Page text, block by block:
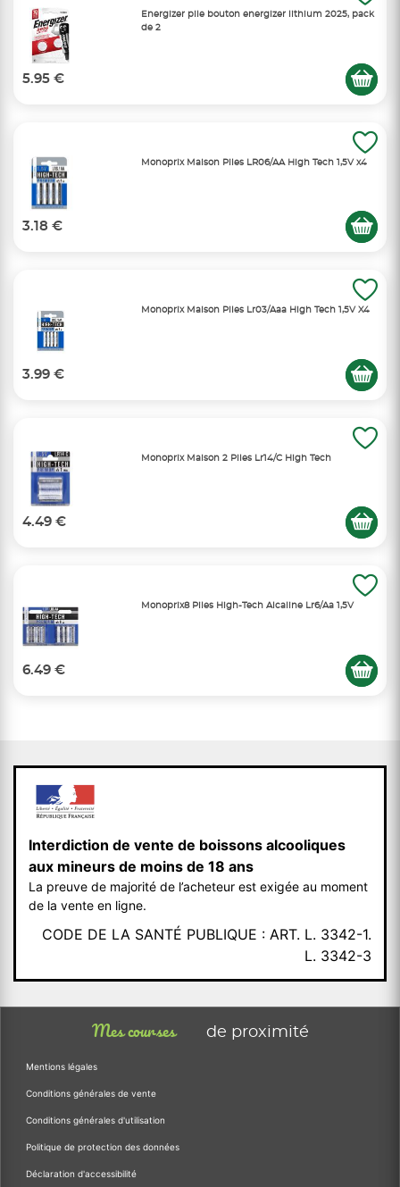
Energizer pile bouton energizer lithium 2025, pack
de 2
5.95 €
Monoprix Maison Piles LR06/AA High Tech 1,5V x4
3.18 €
Monoprix Maison Piles Lr03/Aaa High Tech 1,5V X4
3.99 €
Monoprix Maison 2 Piles Lr14/C High Tech
4.49 €
Monoprix8 Piles High-Tech Alcaline Lr6/Aa 1,5V
6.49 €
Interdiction de vente de boissons alcooliques
aux mineurs de moins de 18 ans
La preuve de majorité de l’acheteur est exigée au moment
de la vente en ligne.
CODE DE LA SANTÉ PUBLIQUE : ART. L. 3342-1.
L. 3342-3
Mes courses de proximité
Mentions légales
Conditions générales de vente
Conditions générales d'utilisation
Politique de protection des données
Déclaration d'accessibilité